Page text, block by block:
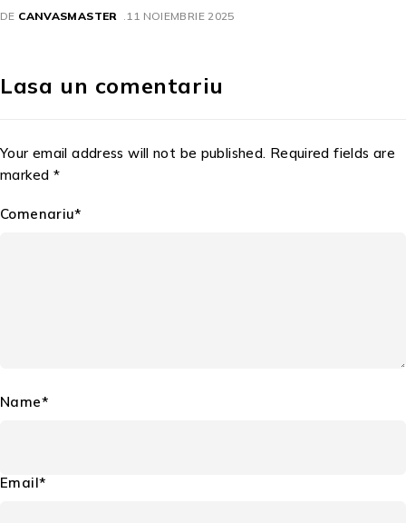
DE CANVASMASTER 11 NOIEMBRIE 2025
Lasa un comentariu
Your email address will not be published. Required fields are
marked *
Comenariu*
Name*
Email*